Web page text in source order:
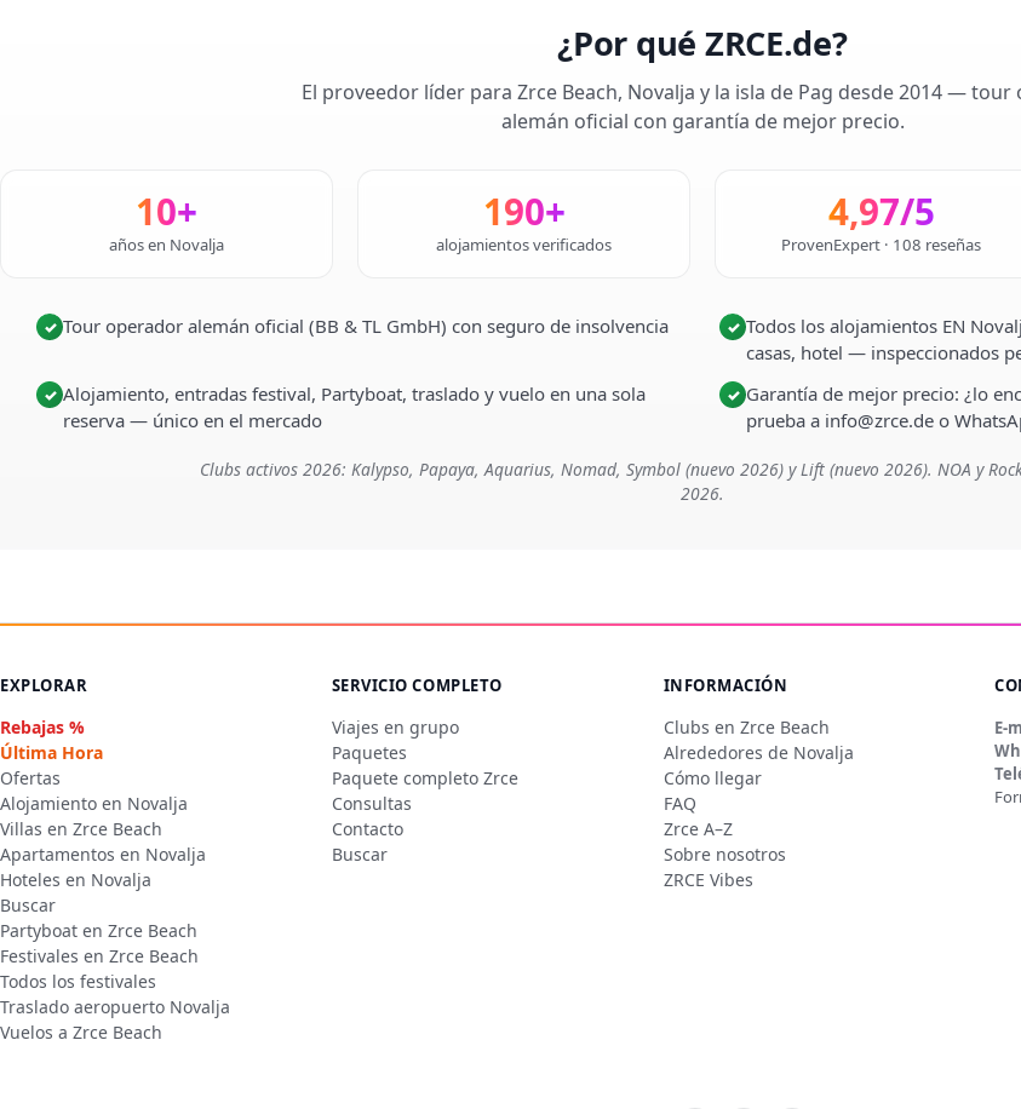
¿Por qué ZRCE.de?
El proveedor líder para Zrce Beach, Novalja y la isla de Pag desde 2014 —
alemán oficial con garantía de mejor precio.
10+
años en Novalja
190+
alojamientos verificados
4,97/5
ProvenExpert · 108 reseñas
✓ Tour operador alemán oficial (BB & TL GmbH) con seguro de insolvencia ✓ Todos los alojamientos EN
casas, hotel — inspeccionados
✓ Alojamiento, entradas festival, Partyboat, traslado y vuelo en una sola
reserva — único en el mercado
✓ Garantía de mejor precio: ¿lo
prueba a info@zrce.de o
Clubs activos 2026: Kalypso, Papaya, Aquarius, Nomad, Symbol (nuevo 2026) y Lift (nuevo 2026). NOA y
2026.
EXPLORAR
Rebajas %
Última Hora
Ofertas
Alojamiento en Novalja
Villas en Zrce Beach
Apartamentos en Novalja
Hoteles en Novalja
Buscar
Partyboat en Zrce Beach
Festivales en Zrce Beach
Todos los festivales
Traslado aeropuerto Novalja
Vuelos a Zrce Beach
SERVICIO COMPLETO
Viajes en grupo
Paquetes
Paquete completo Zrce
Consultas
Contacto
Buscar
INFORMACIÓN
Clubs en Zrce Beach
Alrededores de Novalja
Cómo llegar
FAQ
Zrce A–Z
Sobre nosotros
ZRCE Vibes
E-